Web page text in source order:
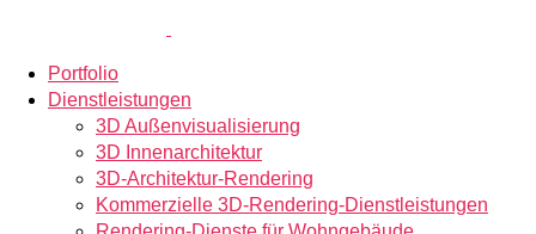
Portfolio
Dienstleistungen
3D Außenvisualisierung
3D Innenarchitektur
3D-Architektur-Rendering
Kommerzielle 3D-Rendering-Dienstleistungen